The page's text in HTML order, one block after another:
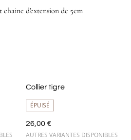
d'extension de 5cm
Collier tigre
ÉPUISÉ
26,00 €
AUTRES VARIANTES DISPONIBLES